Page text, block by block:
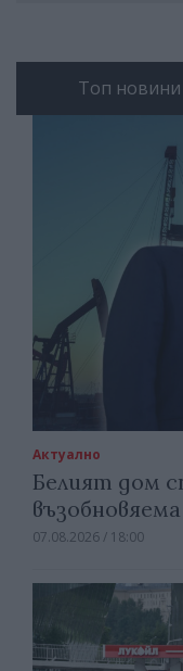
Топ новини
Актуално
Белият дом
07.08.2026 / 18:00